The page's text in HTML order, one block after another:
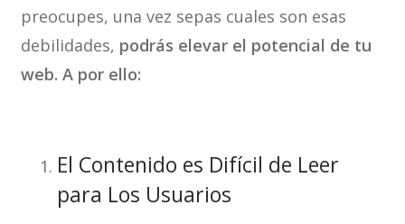
preocupes, una vez sepas cuales son esas
debilidades, podrás elevar el potencial de tu
web. A por ello:
El Contenido es Difícil de Leer
para Los Usuarios